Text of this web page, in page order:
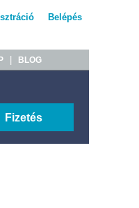
Belépés
BLOG
Fizetés